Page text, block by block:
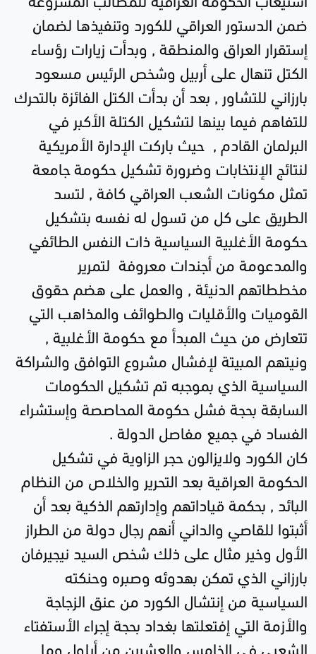
ضمن الدستور العراقي للكورد وتنفيذها لضمان
إستقرار العراق والمنطقة , وبدأت زيارات رؤساء
الكتل تنهال على أربيل وشخص الرئيس مسعود
بارزاني للتشاور , بعد أن بدأت الكتل الفائزة بالتحرك
للتفاهم فيما بينها لتشكيل الكتلة الأكبر في
البرلمان القادم , حيث باركت الإدارة الأمريكية
لنتائج الإنتخابات وضرورة تشكيل حكومة جامعة
تمثل مكونات الشعب العراقي كافة , لتسد
الطريق على كل من تسول له نفسه بتشكيل
حكومة الأغلبية السياسية ذات النفس الطائفي
والمدعومة من أجندات معروفة لتمرير
مخططاتهم الدنيئة , والعمل على هضم حقوق
القوميات والأقليات والطوائف والمذاهب التي
تتعارض من حيث المبدأ مع حكومة الأغلبية ,
ونيتهم المبيتة لإفشال مشروع التوافق والشراكة
السياسية الذي بموجبه تم تشكيل الحكومات
السابقة بحجة فشل حكومة المحاصصة وإستشراء
الفساد في جميع مفاصل الدولة .
كان الكورد ولايزالون حجر الزاوية في تشكيل
الحكومة العراقية بعد التحرير والخلاص من النظام
البائد , بحكمة قياداتهم وإدارتهم الذكية بعد أن
أثبتوا للقاصي والداني أنهم رجال دولة من الطراز
الأول وخير مثال على ذلك شخص السيد نيجيرفان
بارزاني الذي تمكن بهدوئه وصبره وحنكته
السياسية من إنتشال الكورد من عنق الزجاجة
والأزمة التي إفتعلتها بغداد بحجة إجراء الأستفتاء
الشعبي في الخامس والعشرين من أيلول وما